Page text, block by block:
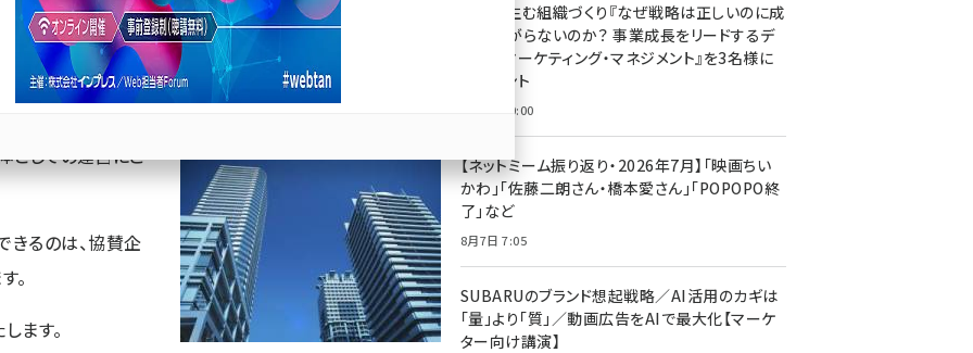
meo (1277)
llmo (1166)
Sponsored
としての運営にご
るのは、協賛企
。
ます。
成果を生む組織づくり『なぜ戦略は正しいのに成
果があがらないのか？ 事業成長をリードするデ
ジタルマーケティング・マネジメント』を3名様に
プレゼント
8月7日 10:00
【ネットミーム振り返り・2026年7月】「映画ちい
かわ」「佐藤二朗さん・橋本愛さん」「POPOPO終
了」など
8月7日 7:05
SUBARUのブランド想起戦略／AI活用のカギは
「量」より「質」／動画広告をAIで最大化【マーケ
ター向け講演】